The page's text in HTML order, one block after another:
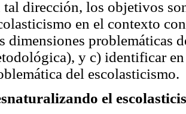
tal dirección, los objetivos
en el contexto
dimensiones problemáticas
y c) identificar
del escolasticismo.
el